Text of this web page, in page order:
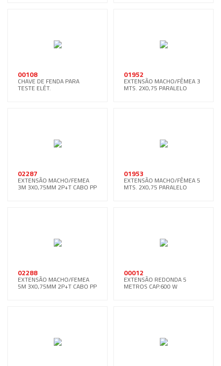
00108
CHAVE DE FENDA PARA
TESTE ELÉT.
01952
EXTENSÃO MACHO/FÊMEA 3
MTS. 2X0,75 PARALELO
02287
EXTENSÃO MACHO/FEMEA
3M 3X0,75MM 2P+T CABO PP
01953
EXTENSÃO MACHO/FÊMEA 5
MTS. 2X0,75 PARALELO
02288
EXTENSÃO MACHO/FEMEA
5M 3X0,75MM 2P+T CABO PP
00012
EXTENSÃO REDONDA 5
METROS CAP.600 W